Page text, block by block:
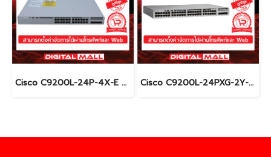
Cisco C9200L-24P-4X-E อุปกรณ์ขยายสัญญาณ (Gigabit Switch Hub) Cisco C9200L-24PXG-2Y-E อุปกรณ์ขยายสัญญาณ (Gigabit Switch Hub)